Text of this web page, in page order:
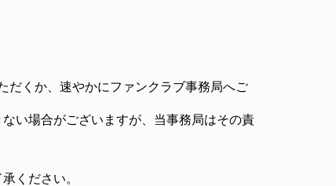
だくか、速やかにファンクラブ事務局へご
い場合がございますが、当事務局はその責
ください。